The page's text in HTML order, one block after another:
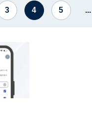
3 4 5 ...